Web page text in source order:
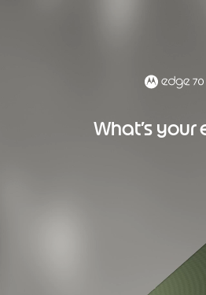
What’s your